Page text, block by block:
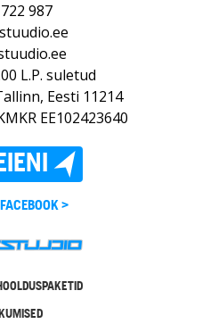
987
L.P. suletud
Eesti 11214
EE102423640
FACEBOOK >